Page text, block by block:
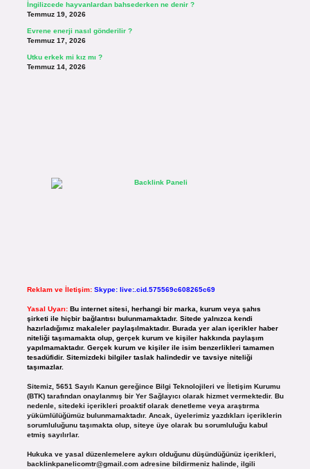
İngilizcede hayvanlardan bahsederken ne denir ?
Temmuz 19, 2026
Evrene enerji nasıl gönderilir ?
Temmuz 17, 2026
Utku erkek mi kız mı ?
Temmuz 14, 2026
Reklam ve İletişim: Skype: live:.cid.575569c608265c69
Yasal Uyarı: Bu internet sitesi, herhangi bir marka, kurum veya şahıs
şirketi ile hiçbir bağlantısı bulunmamaktadır. Sitede yalnızca kendi
hazırladığımız makaleler paylaşılmaktadır. Burada yer alan içerikler haber
niteliği taşımamakta olup, gerçek kurum ve kişiler hakkında paylaşım
yapılmamaktadır. Gerçek kurum ve kişiler ile isim benzerlikleri tamamen
tesadüfidir. Sitemizdeki bilgiler taslak halindedir ve tavsiye niteliği
taşımazlar.
Sitemiz, 5651 Sayılı Kanun gereğince Bilgi Teknolojileri ve İletişim Kurumu
(BTK) tarafından onaylanmış bir Yer Sağlayıcı olarak hizmet vermektedir. Bu
nedenle, sitedeki içerikleri proaktif olarak denetleme veya araştırma
yükümlülüğümüz bulunmamaktadır. Ancak, üyelerimiz yazdıkları içeriklerin
sorumluluğunu taşımakta olup, siteye üye olarak bu sorumluluğu kabul
etmiş sayılırlar.
Hukuka ve yasal düzenlemelere aykırı olduğunu düşündüğünüz içerikleri,
backlinkpanelicomtr@gmail.comadresine bildirmeniz halinde, ilgili